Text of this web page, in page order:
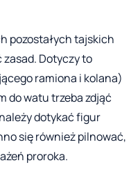
pozostałych tajskich
Dotyczy to
ramiona i kolana)
do watu trzeba zdjąć
dotykać figur
się również pilnować,
proroka.